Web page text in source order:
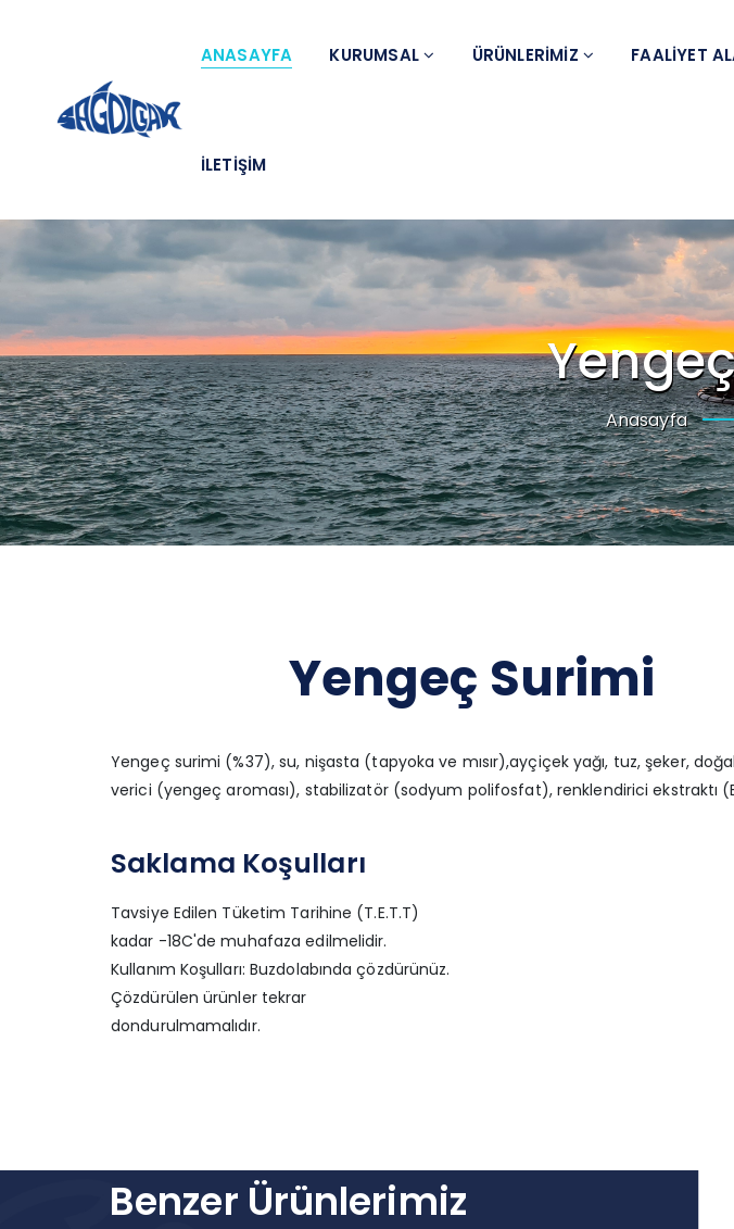
ANASAYFA KURUMSAL ÜRÜNLERİMİZ FAALİYET
İLETİŞİM
Anasayfa
Yengeç Surimi
Yengeç surimi (%37), su, nişasta (tapyoka ve mısır),ayçiçek yağı, tuz, şeker,
verici (yengeç aroması), stabilizatör (sodyum polifosfat), renklendirici ekstraktı
Saklama Koşulları
Tavsiye Edilen Tüketim Tarihine (T.E.T.T)
kadar -18C'de muhafaza edilmelidir.
Kullanım Koşulları: Buzdolabında çözdürünüz.
Çözdürülen ürünler tekrar
dondurulmamalıdır.
Benzer Ürünlerimiz